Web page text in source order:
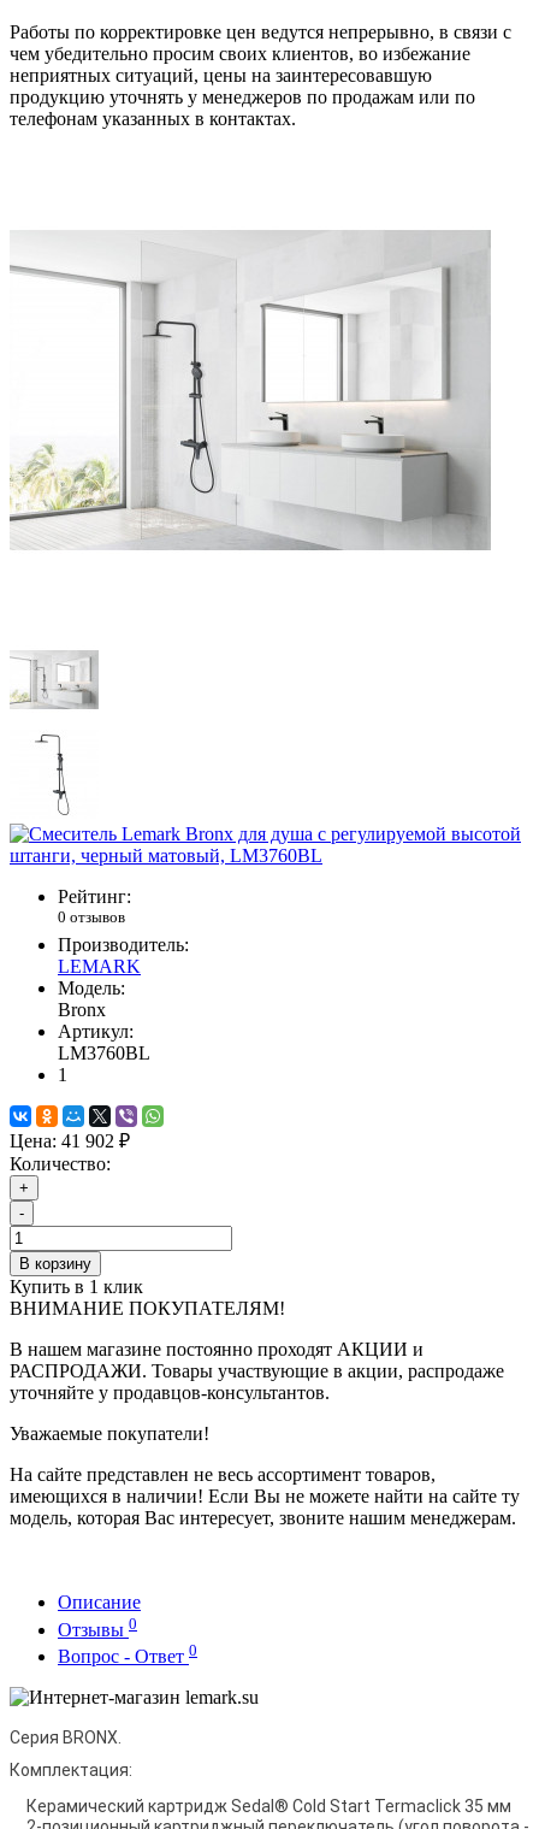
Работы по корректировке цен ведутся непрерывно, в связи с
чем убедительно просим своих клиентов, во избежание
неприятных ситуаций, цены на заинтересовавшую
продукцию уточнять у менеджеров по продажам или по
телефонам указанных в контактах.
Рейтинг:
0 отзывов
Производитель:
LEMARK
Модель:
Bronx
Артикул:
LM3760BL
1
Цена: 41 902 ₽
Количество:
+
-
В корзину
Купить в 1 клик
ВНИМАНИЕ ПОКУПАТЕЛЯМ!
В нашем магазине постоянно проходят АКЦИИ и
РАСПРОДАЖИ. Товары участвующие в акции, распродаже
уточняйте у продавцов-консультантов.
Уважаемые покупатели!
На сайте представлен не весь ассортимент товаров,
имеющихся в наличии! Если Вы не можете найти на сайте ту
модель, которая Вас интересует, звоните нашим менеджерам.
Описание
Отзывы 0
Вопрос - Ответ 0
Серия BRONX.
Комплектация:
Керамический картридж Sedal® Cold Start Termaclick 35 мм